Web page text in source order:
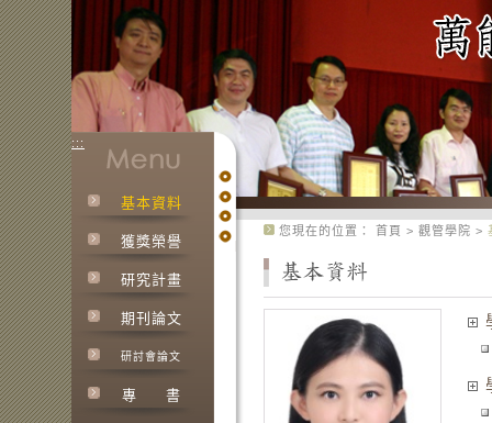
:::
基本資料
獲獎榮譽
研究計畫
期刊論文
研討會論文
專 書
您現在的位置： 首頁 > 觀管學院 >